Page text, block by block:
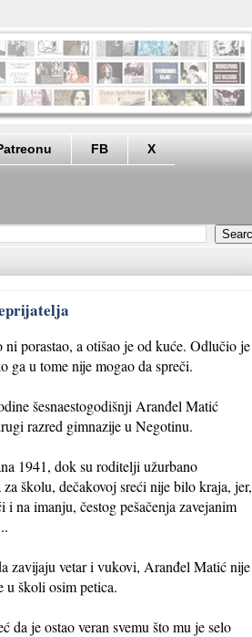
FB X
ni porastao, a otišao je od kuće. Odlučio je
ga u tome nije mogao da spreči.
šesnaestogodišnji Aranđel Matić
razred gimnazije u Negotinu.
1941, dok su roditelji užurbano
školu, dečakovoj sreći nije bilo kraja, jer,
i na imanju, čestog pešačenja zavejanim
zavijaju vetar i vukovi, Aranđel Matić nije
u školi osim petica.
da je ostao veran svemu što mu je selo